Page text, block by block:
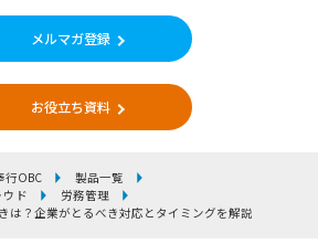
メルマガ登録
お役立ち資料
行OBC
製品一覧
ド
労務管理
は？企業がとるべき対応とタイミングを解説